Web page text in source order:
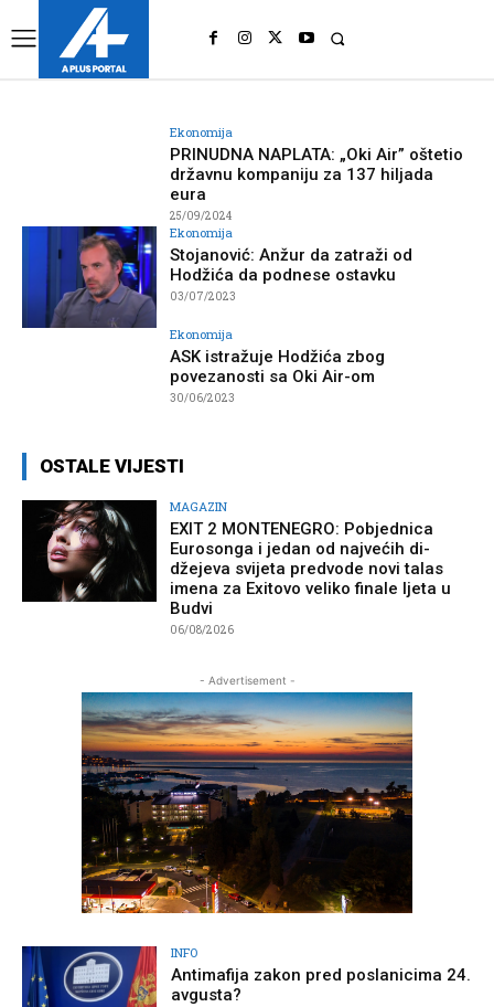
Ekonomija
PRINUDNA NAPLATA: „Oki Air” oštetio
državnu kompaniju za 137 hiljada
eura
25/09/2024
Ekonomija
Stojanović: Anžur da zatraži od
Hodžića da podnese ostavku
03/07/2023
Ekonomija
ASK istražuje Hodžića zbog
povezanosti sa Oki Air-om
30/06/2023
OSTALE VIJESTI
MAGAZIN
EXIT 2 MONTENEGRO: Pobjednica
Eurosonga i jedan od najvećih di-
džejeva svijeta predvode novi talas
imena za Exitovo veliko finale ljeta u
Budvi
06/08/2026
- Advertisement -
INFO
Antimafija zakon pred poslanicima 24.
avgusta?